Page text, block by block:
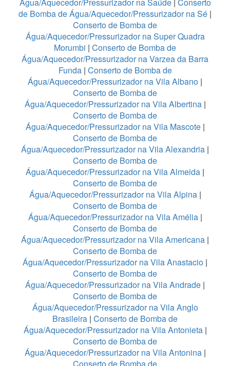
Água/Aquecedor/Pressurizador na Saúde| Conserto
de Bomba de Água/Aquecedor/Pressurizador na Sé |
Conserto de Bomba de
Água/Aquecedor/Pressurizador na Super Quadra
Morumbi | Conserto de Bomba de
Água/Aquecedor/Pressurizador na Varzea da Barra
Funda| Conserto de Bomba de
Água/Aquecedor/Pressurizador na Vila Albano |
Conserto de Bomba de
Água/Aquecedor/Pressurizador na Vila Albertina|
Conserto de Bomba de
Água/Aquecedor/Pressurizador na Vila Mascote|
Conserto de Bomba de
Água/Aquecedor/Pressurizador na Vila Alexandria |
Conserto de Bomba de
Água/Aquecedor/Pressurizador na Vila Almeida |
Conserto de Bomba de
Água/Aquecedor/Pressurizador na Vila Alpina |
Conserto de Bomba de
Água/Aquecedor/Pressurizador na Vila Amélia |
Conserto de Bomba de
Água/Aquecedor/Pressurizador na Vila Americana |
Conserto de Bomba de
Água/Aquecedor/Pressurizador na Vila Anastacio |
Conserto de Bomba de
Água/Aquecedor/Pressurizador na Vila Andrade |
Conserto de Bomba de
Água/Aquecedor/Pressurizador na Vila Anglo
Brasileira | Conserto de Bomba de
Água/Aquecedor/Pressurizador na Vila Antonieta|
Conserto de Bomba de
Água/Aquecedor/Pressurizador na Vila Antonina|